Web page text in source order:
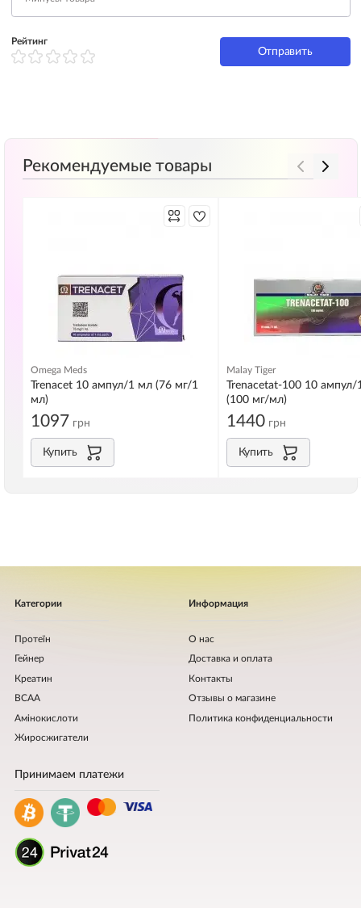
Рейтинг
Отправить
Рекомендуемые товары
Omega Meds
Trenacet 10 ампул/1 мл (76 мг/1
мл)
1097 грн
Купить
Malay Tiger
Trenacetat-100 10 ампул/
(100 мг/мл)
1440 грн
Купить
Категории
Протеїн
Гейнер
Креатин
BCAA
Амінокислоти
Жиросжигатели
Информация
О нас
Доставка и оплата
Контакты
Отзывы о магазине
Политика конфиденциальности
Принимаем платежи